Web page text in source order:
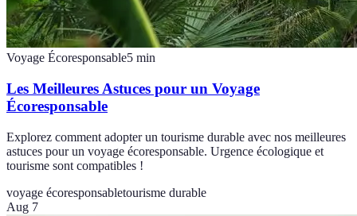
Voyage Écoresponsable5 min
Les Meilleures Astuces pour un Voyage
Écoresponsable
Explorez comment adopter un tourisme durable avec nos meilleures
astuces pour un voyage écoresponsable. Urgence écologique et
tourisme sont compatibles !
voyage écoresponsabletourisme durable
Aug 7